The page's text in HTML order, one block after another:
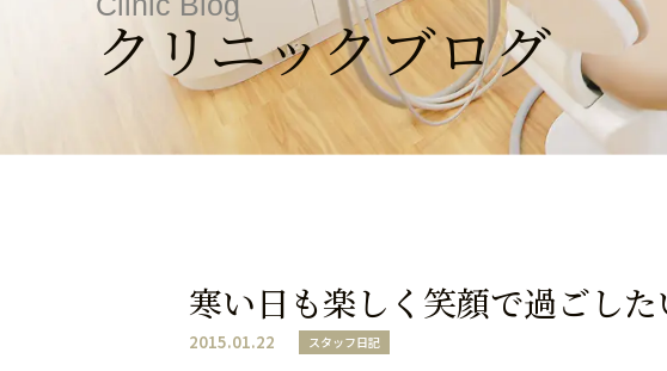
クリニックブログ
寒い日も楽しく笑顔で過ごした
2015.01.22 スタッフ日記